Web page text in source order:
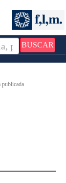
BUSCAR
publicada